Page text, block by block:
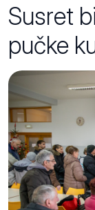
Susret
pučke